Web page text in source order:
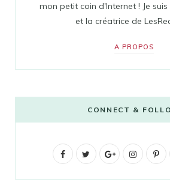
mon petit coin d'Internet ! Je
et la créatrice de
A PROPOS
CONNECT &
F
G
I
P